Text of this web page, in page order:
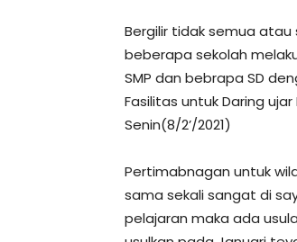
Bergilir tidak semua atau
beberapa sekolah
SMP dan bebrapa SD
Fasilitas untuk Daring ujar
Senin(8/2’/2021)
Pertimabnagan untuk
sama sekali sangat di
pelajaran maka ada